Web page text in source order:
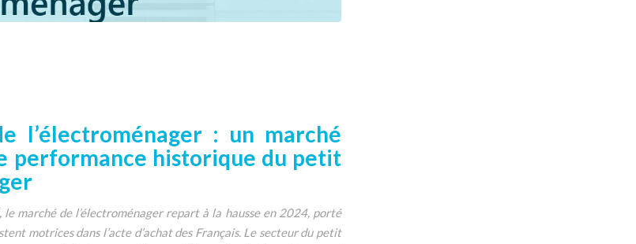
l’électroménager : un marché
performance historique du petit
le marché de l’électroménager repart à la hausse en 2024, porté
motrices dans l’acte d’achat des Français. Le secteur du petit